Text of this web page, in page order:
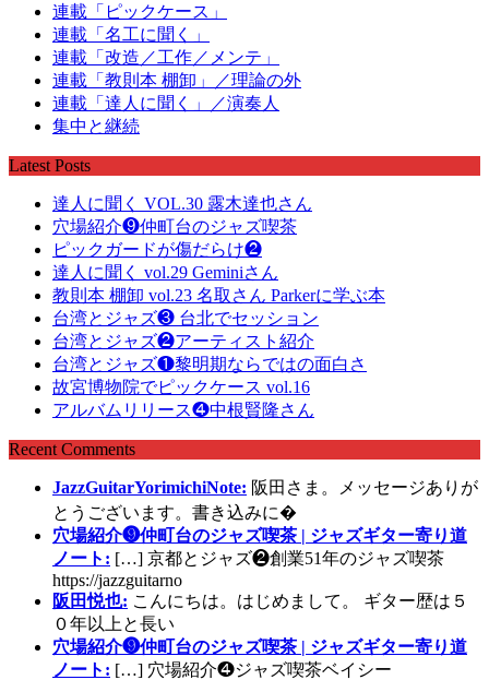
連載「ピックケース」
連載「名工に聞く」
連載「改造／工作／メンテ」
連載「教則本 棚卸」／理論の外
連載「達人に聞く」／演奏人
集中と継続
Latest Posts
達人に聞く VOL.30 露木達也さん
穴場紹介❾仲町台のジャズ喫茶
ピックガードが傷だらけ❷
達人に聞く vol.29 Geminiさん
教則本 棚卸 vol.23 名取さん Parkerに学ぶ本
台湾とジャズ❸ 台北でセッション
台湾とジャズ❷アーティスト紹介
台湾とジャズ❶黎明期ならではの面白さ
故宮博物院でピックケース vol.16
アルバムリリース❹中根賢隆さん
Recent Comments
JazzGuitarYorimichiNote: 阪田さま。メッセージありが
とうございます。書き込みに�
穴場紹介❾仲町台のジャズ喫茶 | ジャズギター寄り道
ノート: […] 京都とジャズ❷創業51年のジャズ喫茶
https://jazzguitarno
阪田悦也: こんにちは。はじめまして。 ギター歴は５
０年以上と長い
穴場紹介❾仲町台のジャズ喫茶 | ジャズギター寄り道
ノート: […] 穴場紹介❹ジャズ喫茶ベイシー